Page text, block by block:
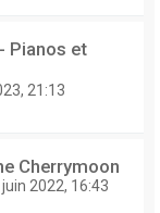
Pianos et
21:13
Cherrymoon
juin 2022, 16:43